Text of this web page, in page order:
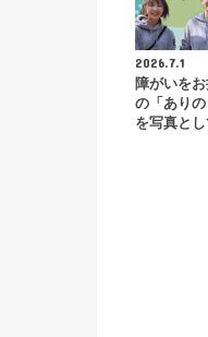
2026.7.1
障がいを
の「ありの
を写真と